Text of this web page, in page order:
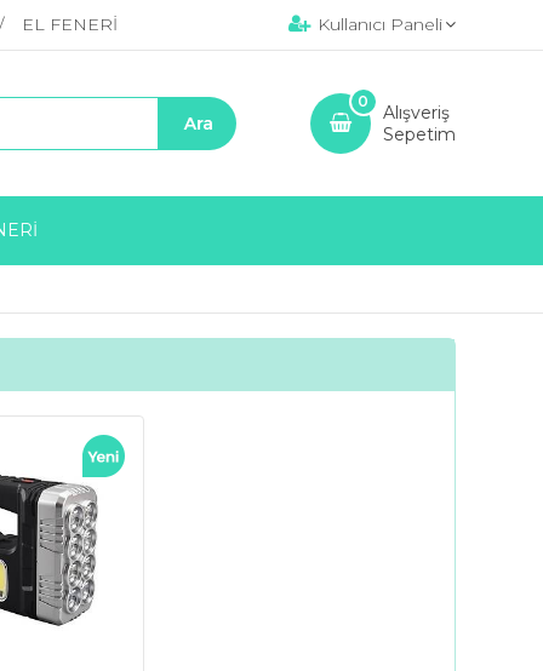
EL FENERİ Kullanıcı Paneli
Alışveriş
Sepetim
0